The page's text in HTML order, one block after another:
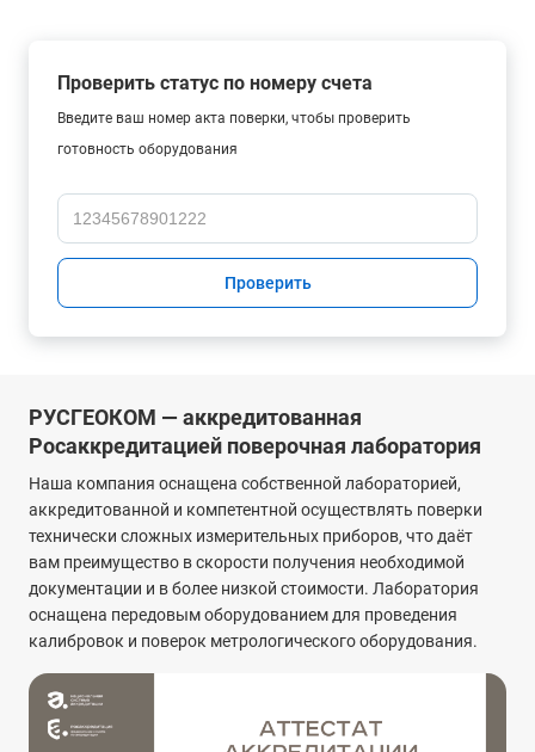
Проверить статус по номеру счета
Введите ваш номер акта поверки, чтобы проверить
готовность оборудования
Проверить
РУСГЕОКОМ — аккредитованная
Росаккредитацией поверочная лаборатория
Наша компания оснащена собственной лабораторией,
аккредитованной и компетентной осуществлять поверки
технически сложных измерительных приборов, что даёт
вам преимущество в скорости получения необходимой
документации и в более низкой стоимости. Лаборатория
оснащена передовым оборудованием для проведения
калибровок и поверок метрологического оборудования.